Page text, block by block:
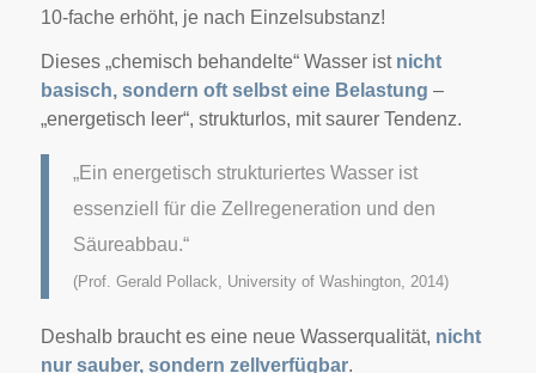
10-fache erhöht, je nach Einzelsubstanz!
Dieses „chemisch behandelte“ Wasser ist nicht
basisch, sondern oft selbst eine Belastung –
„energetisch leer“, strukturlos, mit saurer Tendenz.
„Ein energetisch strukturiertes Wasser ist
essenziell für die Zellregeneration und den
Säureabbau.“
(Prof. Gerald Pollack, University of Washington, 2014)
Deshalb braucht es eine neue Wasserqualität, nicht
nur sauber, sondern zellverfügbar.